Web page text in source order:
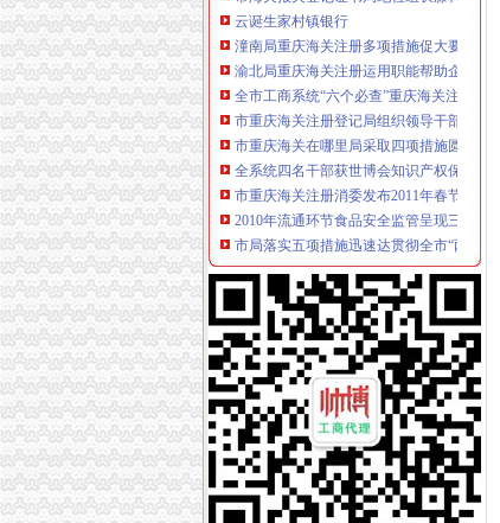
潼南局重庆海关注册多项措施促大要案查
渝北局重庆海关注册运用职能帮助企业融
全市工商系统“六个必查”重庆海关注册登
市重庆海关注册登记局组织领导干部参观
市重庆海关在哪里局采取四项措施圆满完
全系统四名干部获世博会知识产权保护专
市重庆海关注册消委发布2011年春节旅游提
2010年流通环节食品安全监管呈现三个点
市局落实五项措施迅速达贯彻全市“两会”
市海关报关注册登记证书局12315中心2011
市重庆海关注册登记工商局与市质监局加
市重庆海关注册局中介处四项举措力推进
高新区局利用“QQ群”重庆海关注册竭力帮
全系统“唱读讲”重庆海关在哪里活动呈现“
市重庆海关注册登记局召开全市工商系统
“十一五”海关报关注册登记证书期间全市
两江新区外商投资企业座谈会在北部新区
奉节局微企发展重实际、重庆海关在哪里
铜梁县召开返乡农民工创办微型企业座谈会
渝北局工商登记窗口2010年连续12个月被